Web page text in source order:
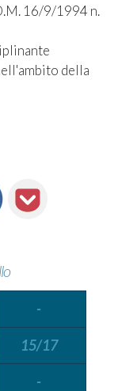
16/9/1994 n.
della
-
15/17
-